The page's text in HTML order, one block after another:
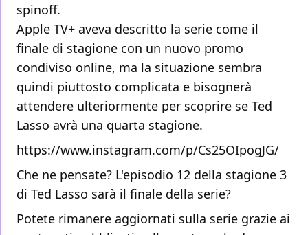
spinoff.
Apple TV+ aveva descritto la serie come il
finale di stagione con un nuovo promo
condiviso online, ma la situazione sembra
quindi piuttosto complicata e bisognerà
attendere ulteriormente per scoprire se Ted
Lasso avrà una quarta stagione.
https://www.instagram.com/p/Cs25OIpogJG/
Che ne pensate? L'episodio 12 della stagione 3
di Ted Lasso sarà il finale della serie?
Potete rimanere aggiornati sulla serie grazie ai